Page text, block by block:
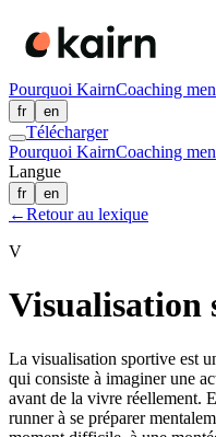
Pourquoi KairnCoaching
fr en
Télécharger
Pourquoi KairnCoaching
Langue
fr en
←Retour au lexique
V
Visualisation
La visualisation sportive est
qui consiste à imaginer une
avant de la vivre réellement.
runner à se préparer